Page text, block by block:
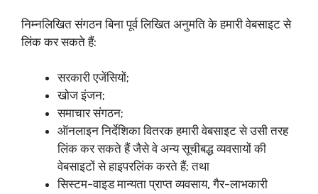
निम्नलिखित संगठन बिना पूर्व लिखित अनुमति के हमारी वेबसाइट से
लिंक कर सकते हैं:
सरकारी एजेंसियों;
खोज इंजन;
समाचार संगठन;
ऑनलाइन निर्देशिका वितरक हमारी वेबसाइट से उसी तरह
लिंक कर सकते हैं जैसे वे अन्य सूचीबद्ध व्यवसायों की
वेबसाइटों से हाइपरलिंक करते हैं; तथा
सिस्टम-वाइड मान्यता प्राप्त व्यवसाय, गैर-लाभकारी